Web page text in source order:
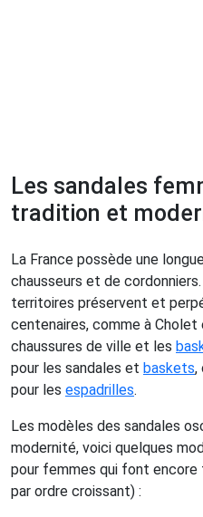
Les sandales
tradition et
La France possède une
chausseurs et de cordonniers.
territoires préservent et
centenaires, comme à
chaussures de ville et les
pour les sandales et baskets,
pour les espadrilles.
Les modèles des sandales
modernité, voici quelques
pour femmes qui font encore
par ordre croissant) :